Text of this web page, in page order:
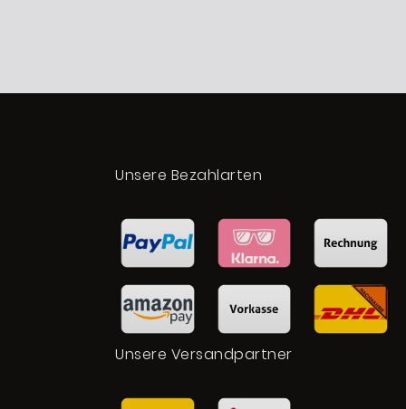
Unsere Bezahlarten
Unsere Versandpartner